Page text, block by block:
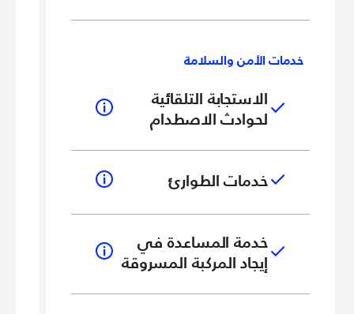
خدمات الأمن والسلامة
الاستجابة التلقائية
لحوادث الاصطدام
خدمات الطوارئ
خدمة المساعدة في
إيجاد المركبة المسروقة